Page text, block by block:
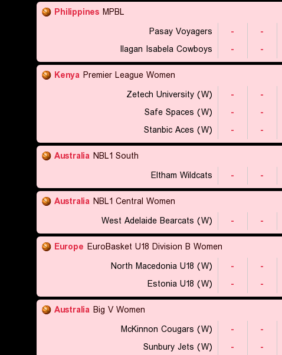
Philippines MPBL
Pasay Voyagers
- -
Ilagan Isabela Cowboys
- -
Kenya Premier League Women
Zetech University (W)
- -
Safe Spaces (W)
- -
Stanbic Aces (W)
- -
Australia NBL1 South
Eltham Wildcats
- -
Australia NBL1 Central Women
West Adelaide Bearcats (W)
- -
Europe EuroBasket U18 Division B Women
North Macedonia U18 (W)
- -
Estonia U18 (W)
- -
Australia Big V Women
McKinnon Cougars (W)
- -
Sunbury Jets (W)
- -